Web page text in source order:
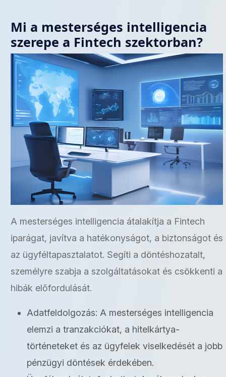
Mi a mesterséges intelligencia
szerepe a Fintech szektorban?
A mesterséges intelligencia átalakítja a Fintech
iparágat, javítva a hatékonyságot, a biztonságot és
az ügyféltapasztalatot. Segíti a döntéshozatalt,
személyre szabja a szolgáltatásokat és csökkenti a
hibák előfordulását.
Adatfeldolgozás: A mesterséges intelligencia
elemzi a tranzakciókat, a hitelkártya-
történeteket és az ügyfelek viselkedését a jobb
pénzügyi döntések érdekében.